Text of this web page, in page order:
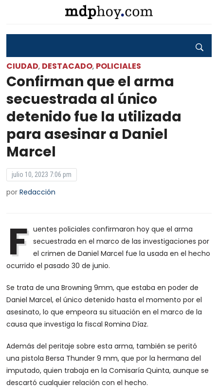
CIUDAD, DESTACADO, POLICIALES
Confirman que el arma
secuestrada al único
detenido fue la utilizada
para asesinar a Daniel
Marcel
julio 10, 2023 7:06 pm
porRedacción
F uentes policiales confirmaron hoy que el arma
secuestrada en el marco de las investigaciones por
el crimen de Daniel Marcel fue la usada en el hecho
ocurrido el pasado 30 de junio.
Se trata de una Browning 9mm, que estaba en poder de
Daniel Marcel, el único detenido hasta el momento por el
asesinato, lo que empeora su situación en el marco de la
causa que investiga la fiscal Romina Díaz.
Además del peritaje sobre esta arma, también se peritó
una pistola Bersa Thunder 9 mm, que por la hermana del
imputado, quien trabaja en la Comisaría Quinta, aunque se
descartó cualquier relación con el hecho.